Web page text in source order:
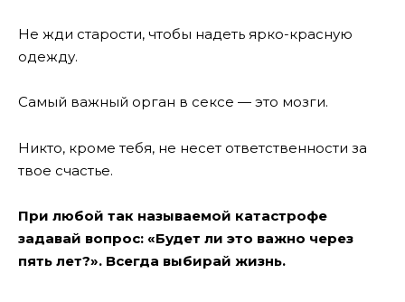
Не жди старости, чтобы надеть ярко-красную
одежду.
Самый важный орган в сексе — это мозги.
Никто, кроме тебя, не несет ответственности за
твое счастье.
При любой так называемой катастрофе
задавай вопрос: «Будет ли это важно через
пять лет?». Всегда выбирай жизнь.